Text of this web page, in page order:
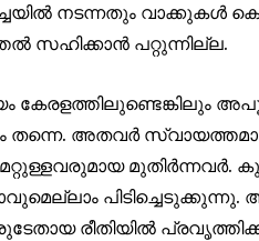
നടന്നതും വാക്കുകൾ
സഹിക്കാൻ പറ്റുന്നില്ല.
അതവർ
മുതിർന്നവർ.
രീതിയിൽ